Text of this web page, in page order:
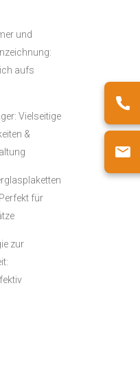
und
aufs
Vielseitige
&
für
zur